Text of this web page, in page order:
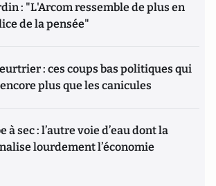
: "L'Arcom ressemble de plus en
de la pensée"
: ces coups bas politiques qui
plus que les canicules
à sec : l’autre voie d’eau dont la
lourdement l’économie